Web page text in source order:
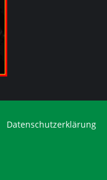
Datenschutzerklärung